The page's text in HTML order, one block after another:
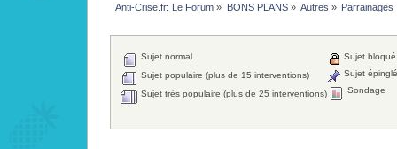
Anti-Crise.fr: Le Forum » BONS PLANS» Autres » Parrainages
Sujet normal
Sujet populaire (plus de 15 interventions)
Sujet très populaire (plus de 25 interventions)
Sujet bloqué
Sujet
Sondage